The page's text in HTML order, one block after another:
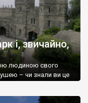
і, звичайно,
людиною свого
– чи знали ви це